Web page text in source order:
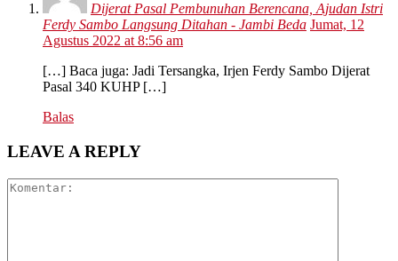
Dijerat Pasal Pembunuhan Berencana, Ajudan Istri
Ferdy Sambo Langsung Ditahan - Jambi Beda Jumat, 12
Agustus 2022 at 8:56 am
[…] Baca juga: Jadi Tersangka, Irjen Ferdy Sambo Dijerat
Pasal 340 KUHP […]
Balas
LEAVE A REPLY